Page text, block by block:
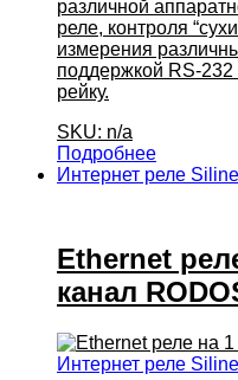
различной
реле, контроля
измерения
поддержкой RS-232
рейку.
SKU: n/a
Подробнее
Интернет реле
Ethernet
канал
Интернет реле